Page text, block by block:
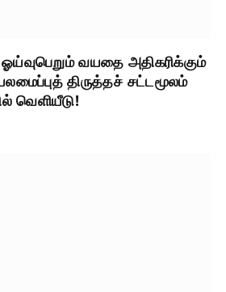
ஓய்வுபெறும் வயதை அதிகரிக்கும்
திருத்தச் சட்டமூலம்
வெளியீடு!